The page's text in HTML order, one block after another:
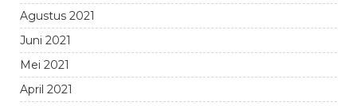
Agustus 2021
Juni 2021
Mei 2021
April 2021